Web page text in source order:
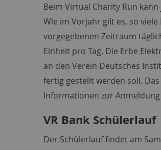
Beim Virtual Charity Run
Wie im Vorjahr gilt es, so
vorgegebenen Zeitraum
Einheit pro Tag. Die Erbe
an den Verein Deutsches
fertig gestellt werden soll.
Informationen zur
VR Bank Schülerlauf
Der Schülerlauf findet am